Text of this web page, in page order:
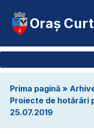
Oraș
Prima pagină »
Proiecte de hotărâri
25.07.2019